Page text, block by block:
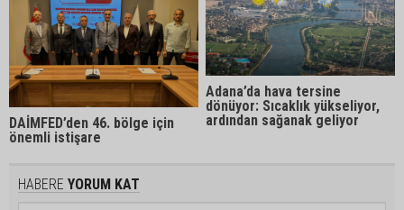
DAİMFED’den 46. bölge için
önemli istişare
Adana’da hava tersine
dönüyor: Sıcaklık yükseliyor,
ardından sağanak geliyor
HABERE YORUM KAT